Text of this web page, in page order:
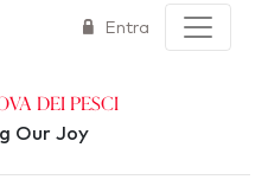
Entra
dei Pesci
Our Joy